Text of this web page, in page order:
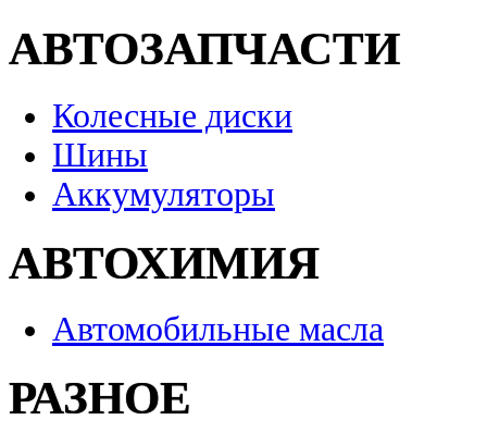
АВТОЗАПЧАСТИ
Колесные диски
Шины
Аккумуляторы
АВТОХИМИЯ
Автомобильные масла
РАЗНОЕ